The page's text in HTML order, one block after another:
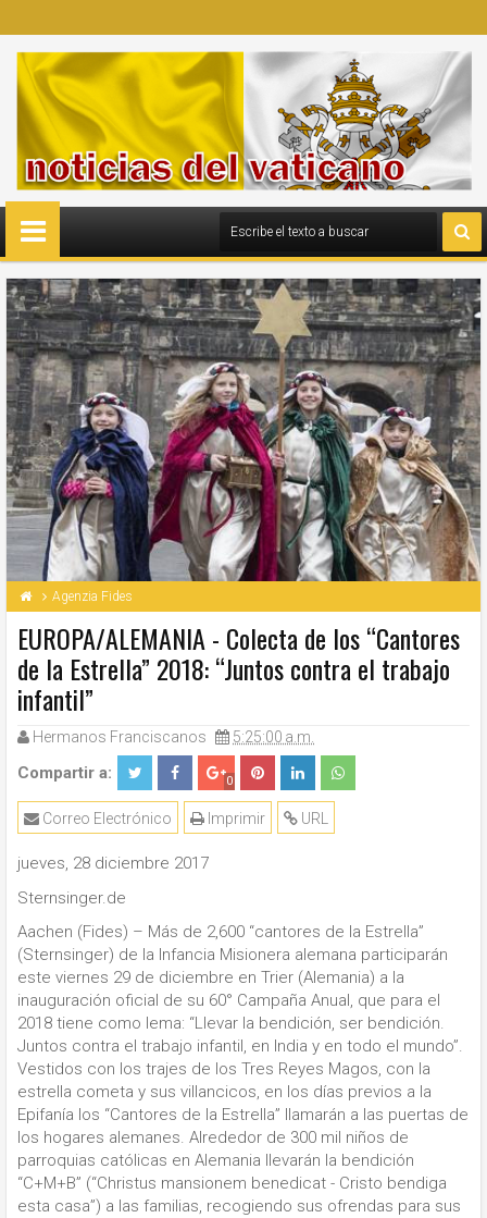
Agenzia Fides
EUROPA/ALEMANIA - Colecta de los “Cantores
de la Estrella” 2018: “Juntos contra el trabajo
infantil”
Hermanos Franciscanos 5:25:00 a.m.
Compartir a: 0
URL
Imprimir
Correo Electrónico
jueves, 28 diciembre 2017
Sternsinger.de
Aachen (Fides) – Más de 2,600 “cantores de la Estrella”
(Sternsinger) de la Infancia Misionera alemana participarán
este viernes 29 de diciembre en Trier (Alemania) a la
inauguración oficial de su 60° Campaña Anual, que para el
2018 tiene como lema: “Llevar la bendición, ser bendición.
Juntos contra el trabajo infantil, en India y en todo el mundo”.
Vestidos con los trajes de los Tres Reyes Magos, con la
estrella cometa y sus villancicos, en los días previos a la
Epifanía los “Cantores de la Estrella” llamarán a las puertas de
los hogares alemanes. Alrededor de 300 mil niños de
parroquias católicas en Alemania llevarán la bendición
“C+M+B” (“Christus mansionem benedicat - Cristo bendiga
esta casa”) a las familias, recogiendo sus ofrendas para sus